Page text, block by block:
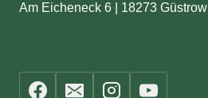
Am Eicheneck 6 | 18273 Güstrow